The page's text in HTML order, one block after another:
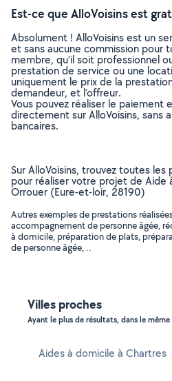
Est-ce que AlloVoisins est
Absolument ! AlloVoisins est un
et sans aucune commission pour
membre, qu’il soit professionnel
prestation de service ou une
uniquement le prix de la
demandeur, et l’offreur.
Vous pouvez réaliser le paiement
directement sur AlloVoisins, sans
bancaires.
Sur AlloVoisins, trouvez toutes
pour réaliser votre projet de Aide
Orrouer (Eure-et-loir, 28190)
Autres exemples de prestations
accompagnement de personne âgée,
à domicile, préparation de plats,
de personne âgée, ..
Villes proches
Ayant le plus de résultats, dans le
Aides à domicile à Chartres